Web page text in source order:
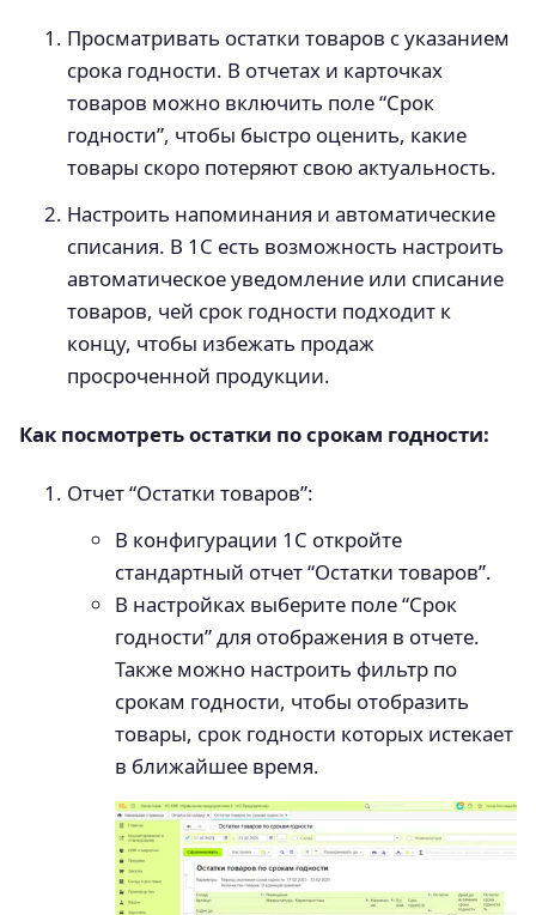
Просматривать остатки товаров с указанием
срока годности. В отчетах и карточках
товаров можно включить поле “Срок
годности”, чтобы быстро оценить, какие
товары скоро потеряют свою актуальность.
Настроить напоминания и автоматические
списания. В 1С есть возможность настроить
автоматическое уведомление или списание
товаров, чей срок годности подходит к
концу, чтобы избежать продаж
просроченной продукции.
Как посмотреть остатки по срокам годности:
Отчет “Остатки товаров”:
В конфигурации 1С откройте
стандартный отчет “Остатки товаров”.
В настройках выберите поле “Срок
годности” для отображения в отчете.
Также можно настроить фильтр по
срокам годности, чтобы отобразить
товары, срок годности которых истекает
в ближайшее время.